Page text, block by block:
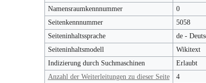
Namensraumkennnummer
0
Seitenkennnummer
5058
Seiteninhaltssprache
de -
Seiteninhaltsmodell
Wikitext
Indizierung durch Suchmaschinen
Erlaubt
Anzahl der Weiterleitungen zu dieser Seite
4